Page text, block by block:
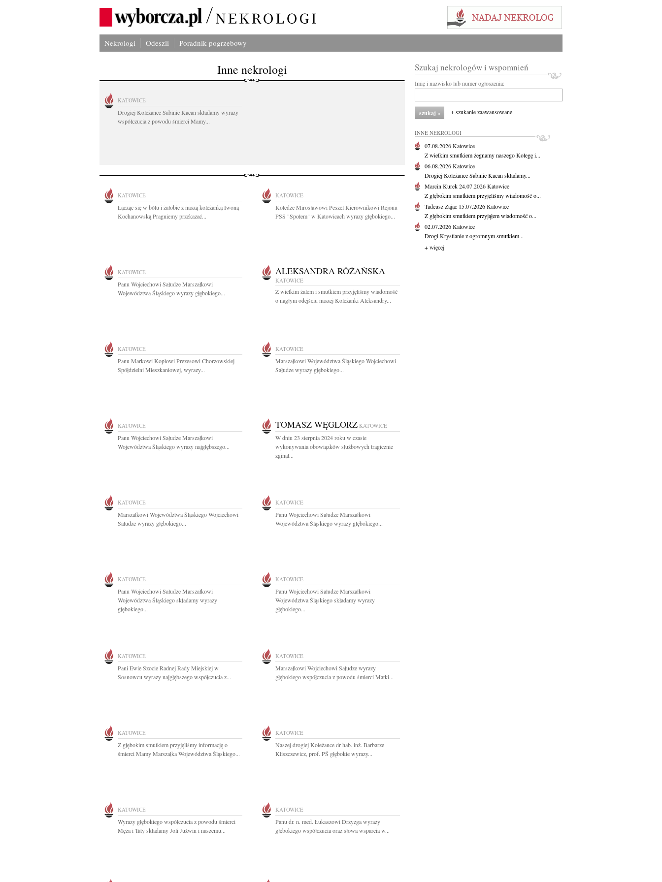
Nekrologi Odeszli Poradnik pogrzebowy
Inne nekrologi
KATOWICE
Drogiej Koleżance Sabinie Kacan składamy wyrazy
współczucia z powodu śmierci Mamy...
KATOWICE
Łącząc się w bólu i żałobie z naszą koleżanką Iwoną
Kochanowską Pragniemy przekazać...
KATOWICE
Koledze Mirosławowi Peszel Kierownikowi Rejonu
PSS "Społem" w Katowicach wyrazy głębokiego...
KATOWICE
Panu Wojciechowi Sałudze Marszałkowi
Województwa Śląskiego wyrazy głębokiego...
ALEKSANDRA RÓŻAŃSKA
KATOWICE
Z wielkim żalem i smutkiem przyjęliśmy wiadomość
o nagłym odejściu naszej Koleżanki Aleksandry...
KATOWICE
Panu Markowi Koplowi Prezesowi Chorzowskiej
Spółdzielni Mieszkaniowej, wyrazy...
KATOWICE
Marszałkowi Województwa Śląskiego Wojciechowi
Sałudze wyrazy głębokiego...
KATOWICE
Panu Wojciechowi Sałudze Marszałkowi
Województwa Śląskiego wyrazy najgłębszego...
TOMASZ WĘGLORZ KATOWICE
W dniu 23 sierpnia 2024 roku w czasie
wykonywania obowiązków służbowych tragicznie
zginął...
KATOWICE
Marszałkowi Województwa Śląskiego Wojciechowi
Sałudze wyrazy głębokiego...
KATOWICE
Panu Wojciechowi Sałudze Marszałkowi
Województwa Śląskiego wyrazy głębokiego...
KATOWICE
Panu Wojciechowi Sałudze Marszałkowi
Województwa Śląskiego składamy wyrazy
głębokiego...
KATOWICE
Panu Wojciechowi Sałudze Marszałkowi
Województwa Śląskiego składamy wyrazy
głębokiego...
KATOWICE
Pani Ewie Szocie Radnej Rady Miejskiej w
Sosnowcu wyrazy najgłębszego współczucia z...
KATOWICE
Marszałkowi Wojciechowi Sałudze wyrazy
głębokiego współczucia z powodu śmierci Matki...
KATOWICE
Z głębokim smutkiem przyjęliśmy informację o
śmierci Mamy Marszałka Województwa Śląskiego...
KATOWICE
Naszej drogiej Koleżance dr hab. inż. Barbarze
Kliszczewicz, prof. PŚ głębokie wyrazy...
KATOWICE
Wyrazy głębokiego współczucia z powodu śmierci
Męża i Taty składamy Joli Juźwin i naszemu...
KATOWICE
Panu dr. n. med. Łukaszowi Drzyzga wyrazy
głębokiego współczucia oraz słowa wsparcia w...
Szukaj nekrologów i wspomnień
Imię i nazwisko lub numer ogłoszenia:
+ szukanie zaawansowane
INNE NEKROLOGI
07.08.2026Katowice
Z wielkim smutkiem żegnamy naszego Kolegę i...
06.08.2026Katowice
Drogiej Koleżance Sabinie Kacan składamy...
Marcin Kurek24.07.2026Katowice
Z głębokim smutkiem przyjęliśmy wiadomość o...
Tadeusz Zając 15.07.2026Katowice
Z głębokim smutkiem przyjąłem wiadomość o...
02.07.2026Katowice
Drogi Krystianie z ogromnym smutkiem...
+ więcej